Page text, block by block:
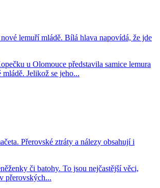
lemuří mládě. Bílá hlava napovídá, že jde
u Olomouce představila samice lemura
Jelikož se jeho...
Přerovské ztráty a nálezy obsahují i
či batohy. To jsou nejčastější věci,
přerovských...